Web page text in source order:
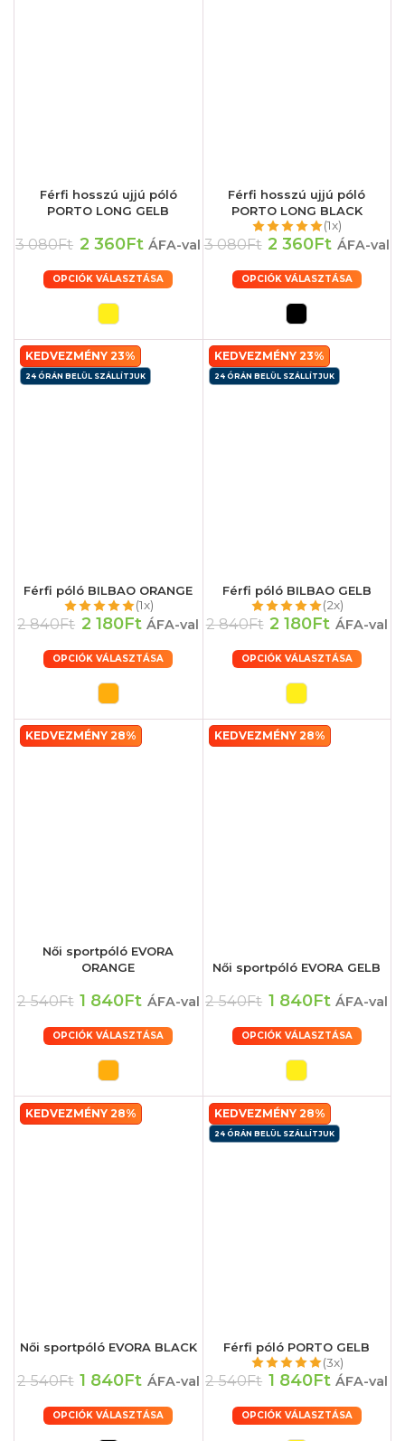
Férfi hosszú ujjú póló
PORTO LONG GELB
3 080Ft 2 360Ft ÁFA-val
OPCIÓK VÁLASZTÁSA
Férfi hosszú ujjú póló
PORTO LONG BLACK
(1x)
3 080Ft 2 360Ft ÁFA-val
OPCIÓK VÁLASZTÁSA
KEDVEZMÉNY 23%
24 ÓRÁN BELÜL SZÁLLÍTJUK
Férfi póló BILBAO ORANGE
(1x)
2 840Ft 2 180Ft ÁFA-val
OPCIÓK VÁLASZTÁSA
KEDVEZMÉNY 23%
24 ÓRÁN BELÜL SZÁLLÍTJUK
Férfi póló BILBAO GELB
(2x)
2 840Ft 2 180Ft ÁFA-val
OPCIÓK VÁLASZTÁSA
KEDVEZMÉNY 28%
Női sportpóló EVORA
ORANGE
2 540Ft 1 840Ft ÁFA-val
OPCIÓK VÁLASZTÁSA
KEDVEZMÉNY 28%
Női sportpóló EVORA GELB
2 540Ft 1 840Ft ÁFA-val
OPCIÓK VÁLASZTÁSA
KEDVEZMÉNY 28%
Női sportpóló EVORA BLACK
2 540Ft 1 840Ft ÁFA-val
OPCIÓK VÁLASZTÁSA
KEDVEZMÉNY 28%
24 ÓRÁN BELÜL SZÁLLÍTJUK
Férfi póló PORTO GELB
(3x)
2 540Ft 1 840Ft ÁFA-val
OPCIÓK VÁLASZTÁSA